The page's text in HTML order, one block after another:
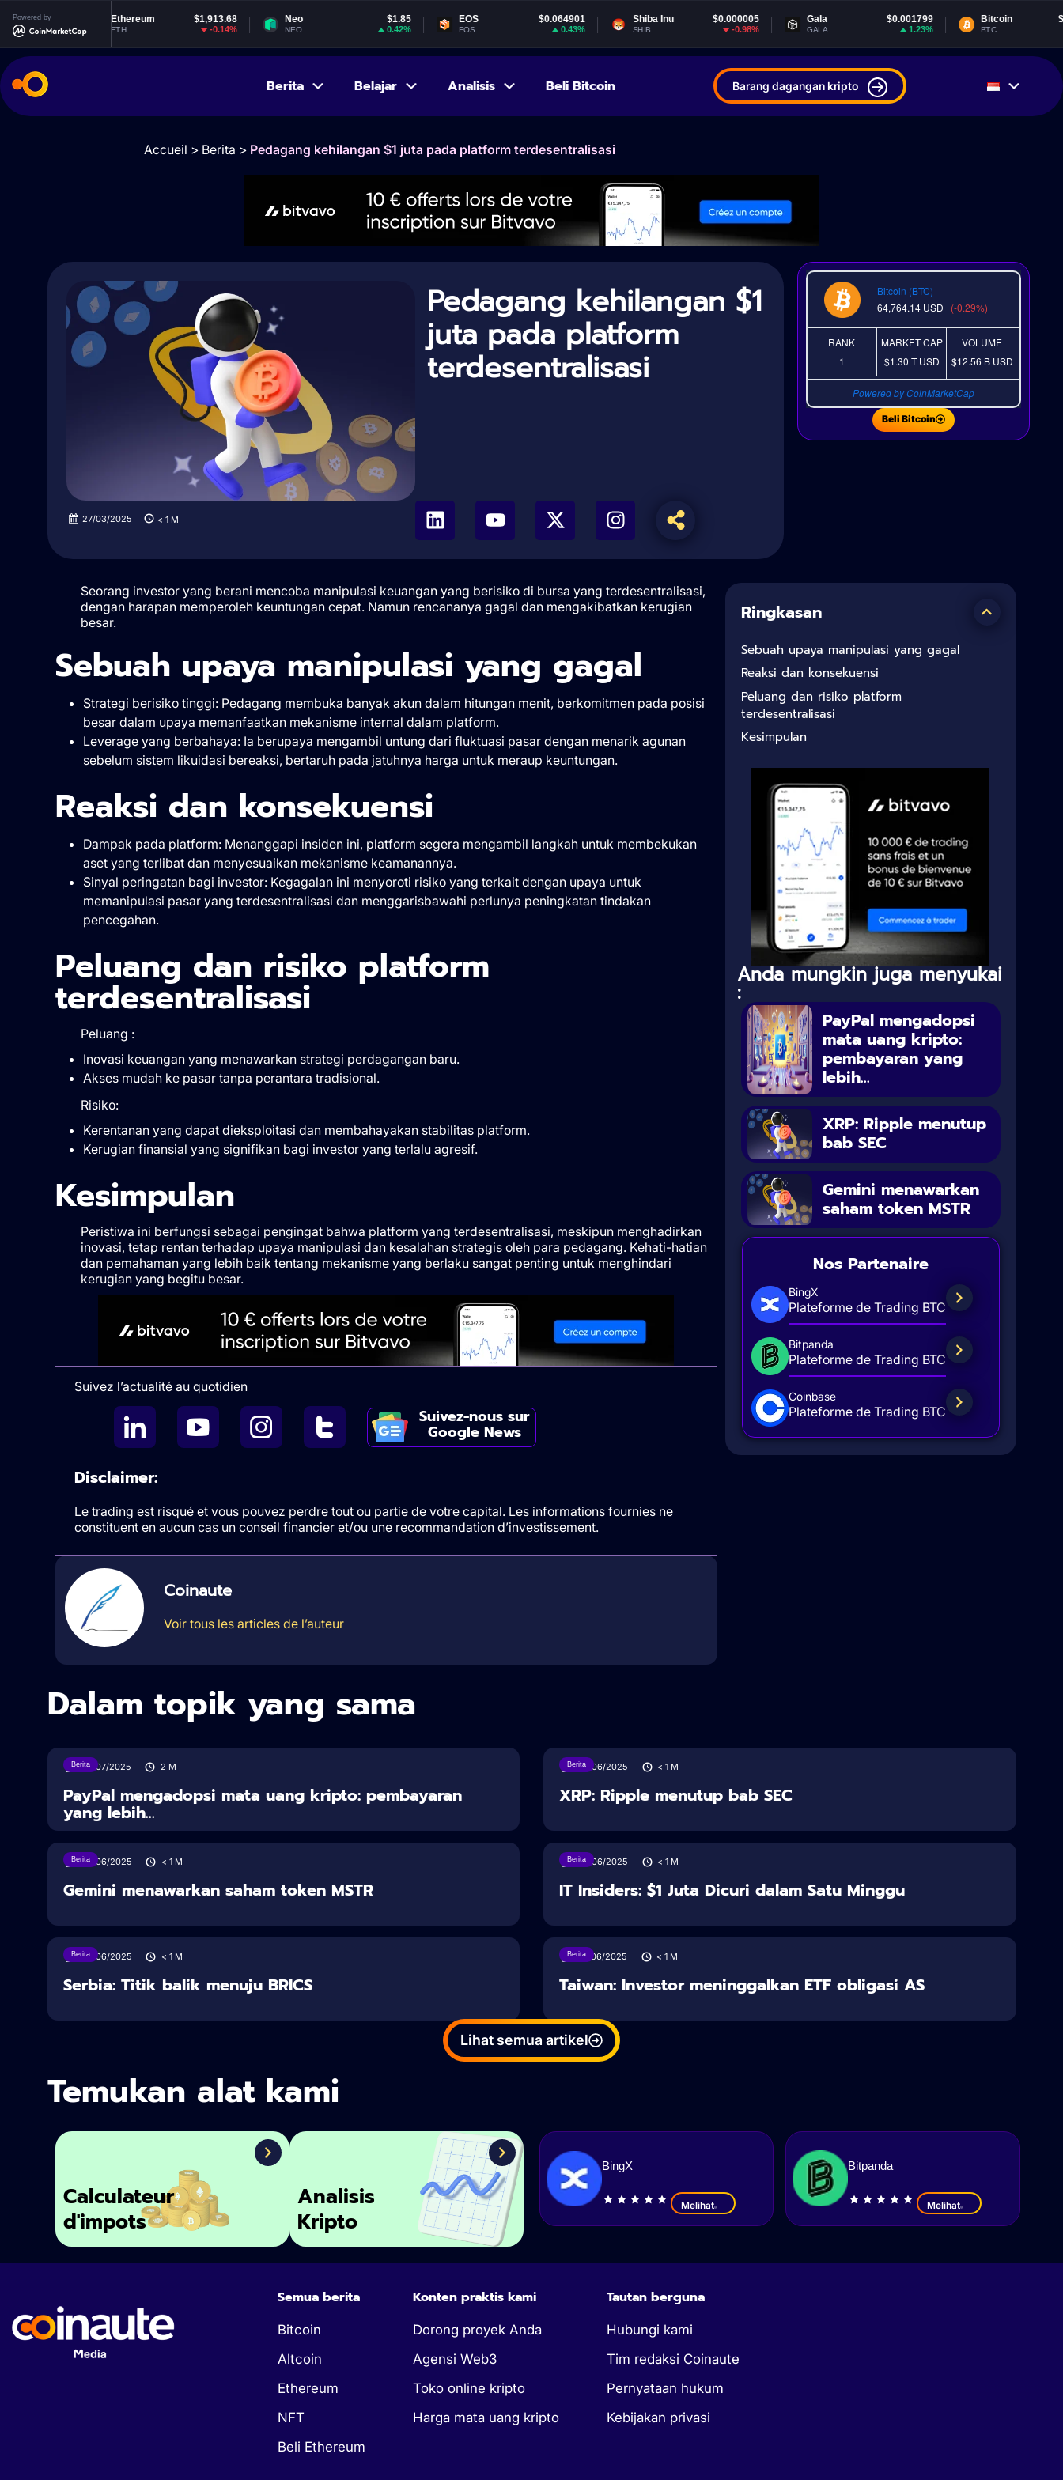
Powered byEthereum $1,913.68
ETH
Neo
NEO
EOS $0.064901
EOS
Shiba Inu $0.000005
SHIB
Gala $0.001799
GALA
Bitcoin $64,764.14
BTC
Berita Belajar Analisis Beli Bitcoin Barang dagangan kripto
Accueil > Berita > Pedagang kehilangan $1 juta pada platform terdesentralisasi
Pedagang kehilangan $1
juta pada platform
terdesentralisasi
27/03/2025 < 1 M
Bitcoin (BTC)
64,764.14 USD (-0.29%)
RANK
1
MARKET CAP
$1.30 TUSD
VOLUME
$12.56 B USD
Powered by CoinMarketCap
Beli Bitcoin
Seorang investor yang berani mencoba manipulasi keuangan yang berisiko di bursa yang terdesentralisasi,
dengan harapan memperoleh keuntungan cepat. Namun rencananya gagal dan mengakibatkan kerugian
besar.
Sebuah upaya manipulasi yang gagal
Strategi berisiko tinggi: Pedagang membuka banyak akun dalam hitungan menit, berkomitmen pada posisi
besar dalam upaya memanfaatkan mekanisme internal dalam platform.
Leverage yang berbahaya: Ia berupaya mengambil untung dari fluktuasi pasar dengan menarik agunan
sebelum sistem likuidasi bereaksi, bertaruh pada jatuhnya harga untuk meraup keuntungan.
Reaksi dan konsekuensi
Dampak pada platform: Menanggapi insiden ini, platform segera mengambil langkah untuk membekukan
aset yang terlibat dan menyesuaikan mekanisme keamanannya.
Sinyal peringatan bagi investor: Kegagalan ini menyoroti risiko yang terkait dengan upaya untuk
memanipulasi pasar yang terdesentralisasi dan menggarisbawahi perlunya peningkatan tindakan
pencegahan.
Peluang dan risiko platform
terdesentralisasi
Peluang :
Inovasi keuangan yang menawarkan strategi perdagangan baru.
Akses mudah ke pasar tanpa perantara tradisional.
Risiko:
Kerentanan yang dapat dieksploitasi dan membahayakan stabilitas platform.
Kerugian finansial yang signifikan bagi investor yang terlalu agresif.
Kesimpulan
Peristiwa ini berfungsi sebagai pengingat bahwa platform yang terdesentralisasi, meskipun menghadirkan
inovasi, tetap rentan terhadap upaya manipulasi dan kesalahan strategis oleh para pedagang. Kehati-hatian
dan pemahaman yang lebih baik tentang mekanisme yang berlaku sangat penting untuk menghindari
kerugian yang begitu besar.
Suivez l’actualité au quotidien
Suivez-nous sur
Google News
Disclaimer:
Le trading est risqué et vous pouvez perdre tout ou partie de votre capital. Les informations fournies ne
constituent en aucun cas un conseil financier et/ou une recommandation d’investissement.
Coinaute
Voir tous les articles de l’auteur
Ringkasan
Sebuah upaya manipulasi yang gagal
Reaksi dan konsekuensi
Peluang dan risiko platform
terdesentralisasi
Kesimpulan
Anda mungkin juga menyukai
:
PayPal mengadopsi
mata uang kripto:
pembayaran yang
lebih...
XRP: Ripple menutup
bab SEC
Gemini menawarkan
saham token MSTR
Nos Partenaire
BingX
Plateforme de Trading BTC
Bitpanda
Plateforme de Trading BTC
Coinbase
Plateforme de Trading BTC
Dalam topik yang sama
Berita
30/07/2025 2 M
PayPal mengadopsi mata uang kripto: pembayaran
yang lebih...
Berita
28/06/2025 < 1 M
XRP: Ripple menutup bab SEC
Berita
28/06/2025 < 1 M
Gemini menawarkan saham token MSTR
Berita
28/06/2025 < 1 M
IT Insiders: $1 Juta Dicuri dalam Satu Minggu
Berita
28/06/2025 < 1 M
Serbia: Titik balik menuju BRICS
Berita
27/06/2025 < 1 M
Taiwan: Investor meninggalkan ETF obligasi AS
Lihat semua artikel
Temukan alat kami
Calculateur
d'impots
Analisis
Kripto
BingX
Melihat
Bitpanda
Melihat
Semua berita
Bitcoin
Altcoin
Ethereum
NFT
Beli Ethereum
Konten praktis kami
Dorong proyek Anda
Agensi Web3
Toko online kripto
Harga mata uang kripto
Tautan berguna
Hubungi kami
Tim redaksi Coinaute
Pernyataan hukum
Kebijakan privasi